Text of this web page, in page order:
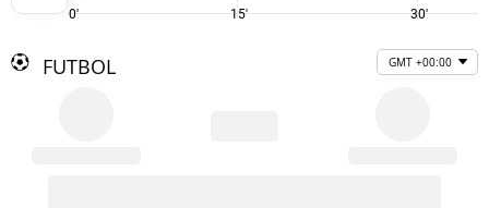
0' 15' 30'
FUTBOL GMT +00:00